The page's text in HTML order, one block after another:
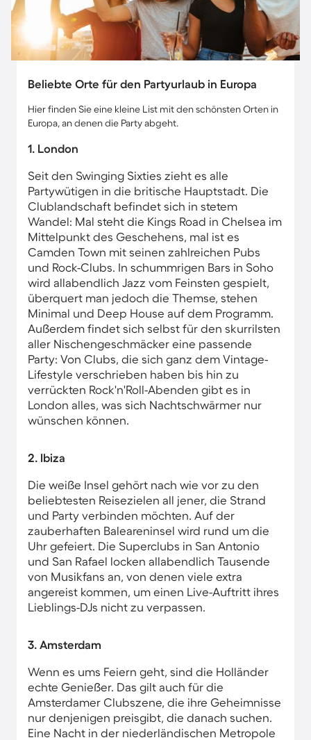
Beliebte Orte für den Partyurlaub in Europa
Hier finden Sie eine kleine List mit den schönsten Orten in
Europa, an denen die Party abgeht.
1. London
Seit den Swinging Sixties zieht es alle
Partywütigen in die britische Hauptstadt. Die
Clublandschaft befindet sich in stetem
Wandel: Mal steht die Kings Road in Chelsea im
Mittelpunkt des Geschehens, mal ist es
Camden Town mit seinen zahlreichen Pubs
und Rock-Clubs. In schummrigen Bars in Soho
wird allabendlich Jazz vom Feinsten gespielt,
überquert man jedoch die Themse, stehen
Minimal und Deep House auf dem Programm.
Außerdem findet sich selbst für den skurrilsten
aller Nischengeschmäcker eine passende
Party: Von Clubs, die sich ganz dem Vintage-
Lifestyle verschrieben haben bis hin zu
verrückten Rock'n'Roll-Abenden gibt es in
London alles, was sich Nachtschwärmer nur
wünschen können.
2. Ibiza
Die weiße Insel gehört nach wie vor zu den
beliebtesten Reisezielen all jener, die Strand
und Party verbinden möchten. Auf der
zauberhaften Baleareninsel wird rund um die
Uhr gefeiert. Die Superclubs in San Antonio
und San Rafael locken allabendlich Tausende
von Musikfans an, von denen viele extra
angereist kommen, um einen Live-Auftritt ihres
Lieblings-DJs nicht zu verpassen.
3. Amsterdam
Wenn es ums Feiern geht, sind die Holländer
echte Genießer. Das gilt auch für die
Amsterdamer Clubszene, die ihre Geheimnisse
nur denjenigen preisgibt, die danach suchen.
Eine Nacht in der niederländischen Metropole